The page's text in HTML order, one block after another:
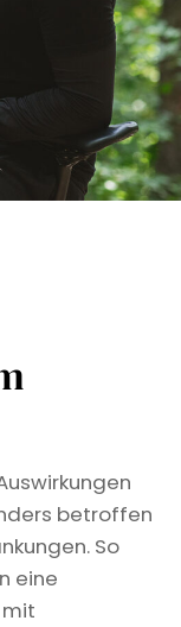
betroffen
So
eine